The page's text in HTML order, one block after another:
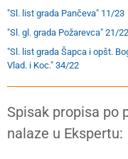
"Sl. list grada Pančeva" 11/23
"Sl. gl. grada Požarevca" 21/22
"Sl. list grada Šapca i opšt.
Vlad. i Koc." 34/22
Spisak propisa po
nalaze u Ekspertu: